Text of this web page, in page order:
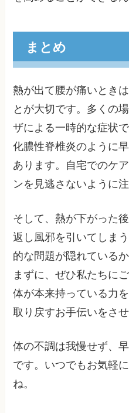
まとめ
熱が出て腰が痛いとき
とが大切です。多くの
ザによる一時的な症状
化膿性脊椎炎のように
あります。自宅でのケ
ンを見逃さないように
そして、熱が下がった
返し風邪を引いてしま
的な問題が隠れている
まずに、ぜひ私たちに
体が本来持っている力
取り戻すお手伝いをさ
体の不調は我慢せず、
です。いつでもお気軽
ね。